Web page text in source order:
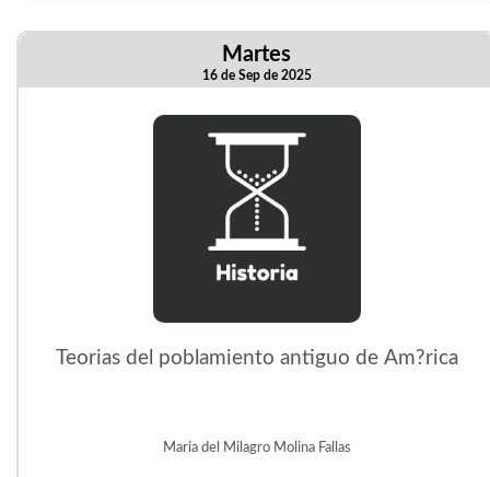
Martes
16 de Sep de 2025
Teorias del poblamiento antiguo de Am?rica
Maria del Milagro Molina Fallas